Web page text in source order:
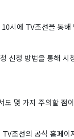
시에 TV조선을 통해
신청 방법을 통해 시
도 몇 가지 주의할 점
조선의 공식 홈페이